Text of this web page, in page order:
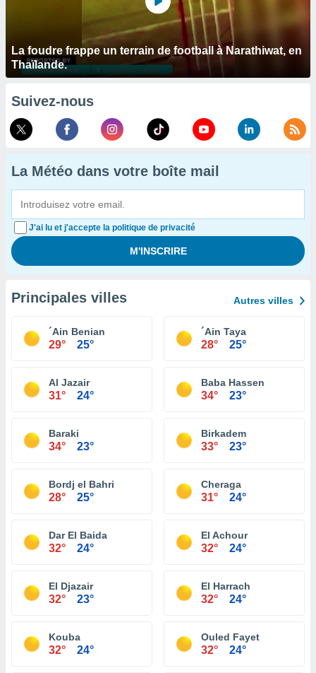
La foudre frappe un terrain de football à Narathiwat, en
Thaïlande.
Suivez-nous
La Météo dans votre boîte mail
J'ai lu et j'accepte la politique de privacité
Principales villes Autres villes
´Ain Benian
29° 25°
´Ain Taya
28° 25°
Al Jazair
31° 24°
Baba Hassen
34° 23°
Baraki
34° 23°
Birkadem
33° 23°
Bordj el Bahri
28° 25°
Cheraga
31° 24°
Dar El Baida
32° 24°
El Achour
32° 24°
El Djazair
32° 23°
El Harrach
32° 24°
Kouba
32° 24°
Ouled Fayet
32° 24°